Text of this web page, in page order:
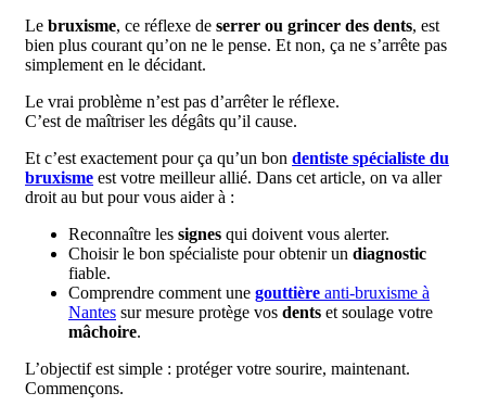
Le bruxisme, ce réflexe de serrer ou grincer des dents, est
bien plus courant qu’on ne le pense. Et non, ça ne s’arrête pas
simplement en le décidant.
Le vrai problème n’est pas d’arrêter le réflexe.
C’est de maîtriser les dégâts qu’il cause.
Et c’est exactement pour ça qu’un bon dentiste spécialiste du
bruxisme est votre meilleur allié. Dans cet article, on va aller
droit au but pour vous aider à :
Reconnaître les signes qui doivent vous alerter.
Choisir le bon spécialiste pour obtenir un diagnostic
fiable.
Comprendre comment une gouttière anti-bruxisme à
Nantes sur mesure protège vos dents et soulage votre
mâchoire.
L’objectif est simple : protéger votre sourire, maintenant.
Commençons.